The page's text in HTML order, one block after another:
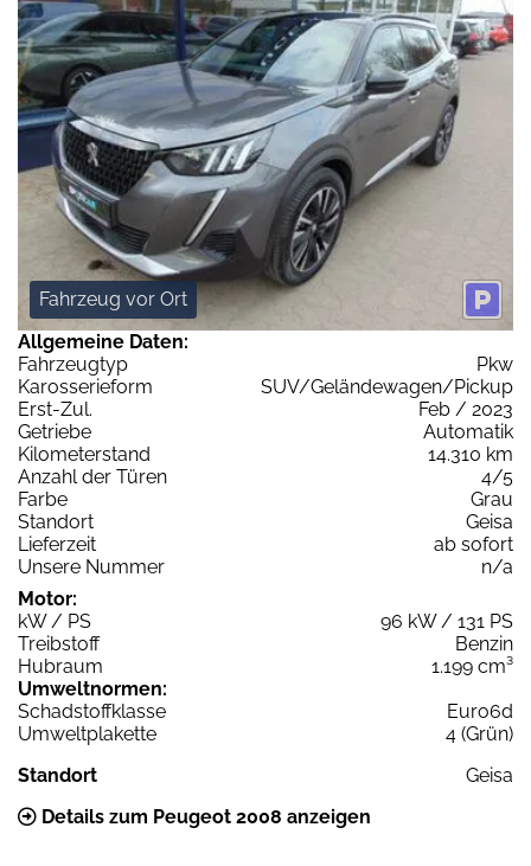
Fahrzeug vor Ort
Allgemeine Daten:
Fahrzeugtyp
Pkw
Karosserieform
SUV/Geländewagen/Pickup
Erst-Zul.
Feb / 2023
Getriebe
Automatik
Kilometerstand
14.310 km
Anzahl der Türen
4/5
Farbe
Grau
Standort
Geisa
Lieferzeit
ab sofort
Unsere Nummer
n/a
Motor:
kW / PS
96 kW / 131 PS
Treibstoff
Benzin
Hubraum
1.199 cm³
Umweltnormen:
Schadstoffklasse
Euro6d
Umweltplakette
4 (Grün)
Standort
Geisa
Details zum Peugeot 2008 anzeigen